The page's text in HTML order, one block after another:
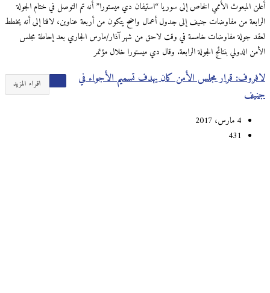
أعلن المبعوث الأممي الخاص إلى سوريا “استيفان دي ميستورا” أنه تم التوصل في ختام الجولة
الرابعة من مفاوضات جنيف إلى جدول أعمال واضح يتكون من أربعة عناوين، لافتا إلى أنه يخطط
لعقد جولة مفاوضات خامسة في وقت لاحق من شهر آذار/مارس الجاري بعد إحاطة مجلس
الأمن الدولي بنتائج الجولة الرابعة. وقال دي ميستورا خلال مؤتمر
اقراء المزيد
لافروف: قرار مجلس الأمن كان يهدف تسميم الأجواء في
جنيف
431